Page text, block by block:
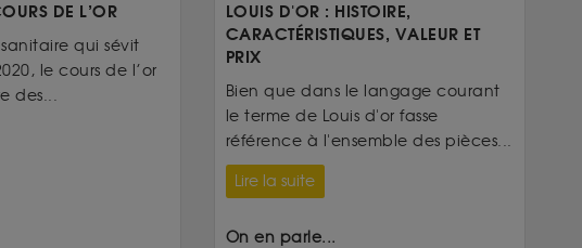
DE L’OR
qui sévit
le cours de l’or
des...
LOUIS D'OR : HISTOIRE,
CARACTÉRISTIQUES, VALEUR ET
PRIX
Bien que dans le langage courant
le terme de Louis d'or fasse
référence à l'ensemble des pièces...
Lire la suite
On en parle...